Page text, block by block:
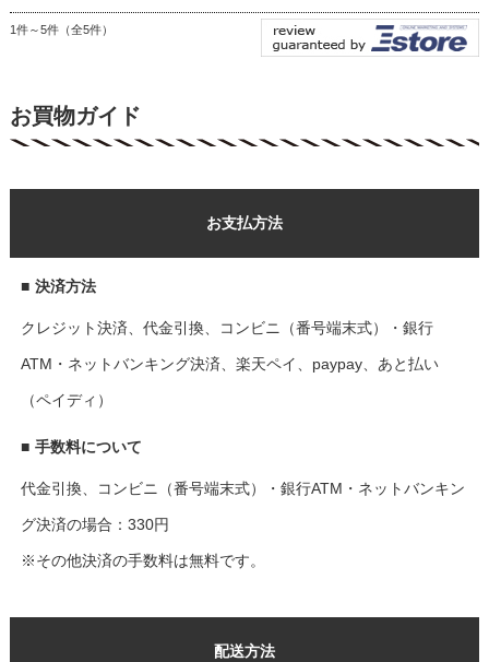
1件～5件（全5件）
お買物ガイド
お支払方法
■ 決済方法
クレジット決済、代金引換、コンビニ（番号端末式）・銀行
ATM・ネットバンキング決済、楽天ペイ、paypay、あと払い
（ペイディ）
■ 手数料について
代金引換、コンビニ（番号端末式）・銀行ATM・ネットバンキン
グ決済の場合：330円
※その他決済の手数料は無料です。
配送方法